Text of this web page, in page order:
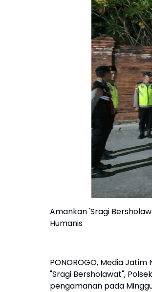
Amankan 'Sragi
Humanis
PONOROGO, Media
"Sragi Bersholawat",
pengamanan pada